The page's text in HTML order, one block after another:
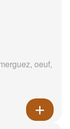
oeuf,